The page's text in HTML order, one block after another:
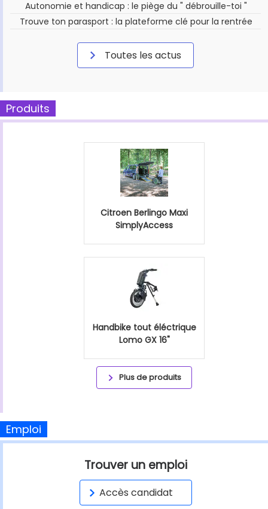
Autonomie et handicap : le piège du " débrouille-toi "
Trouve ton parasport : la plateforme clé pour la rentrée
Toutes les actus
Produits
Citroen Berlingo Maxi
SimplyAccess
Handbike tout éléctrique
Lomo GX 16"
Plus de produits
Emploi
Trouver un emploi
Accès candidat